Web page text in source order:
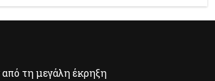
από τη μεγάλη έκρηξη